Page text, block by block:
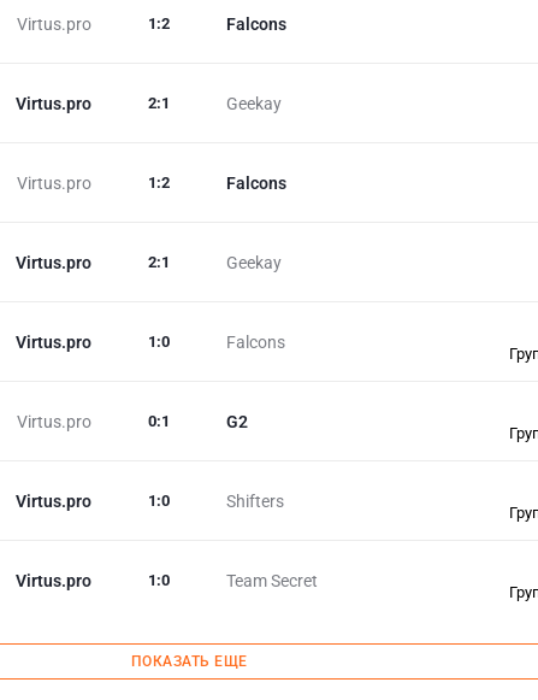
Virtus.pro Falcons
1 :2
Virtus.pro Geekay
2:1
Virtus.pro Falcons
1 :2
Virtus.pro Geekay
2:1
Virtus.pro Falcons
1 :0
Virtus.pro G2
0:1
Virtus.pro Shifters
1 :0
Virtus.pro Team Secret
1 :0
ПОКАЗАТЬ ЕЩЕ